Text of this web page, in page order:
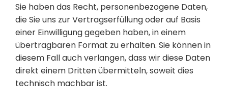
Sie haben das Recht, personenbezogene Daten,
die Sie uns zur Vertragserfüllung oder auf Basis
einer Einwilligung gegeben haben, in einem
übertragbaren Format zu erhalten. Sie können in
diesem Fall auch verlangen, dass wir diese Daten
direkt einem Dritten übermitteln, soweit dies
technisch machbar ist.